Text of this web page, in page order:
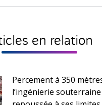
:
en relation
Percement à 350
l’ingénierie souterraine